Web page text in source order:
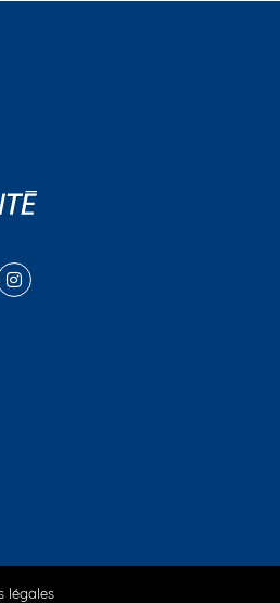
légales